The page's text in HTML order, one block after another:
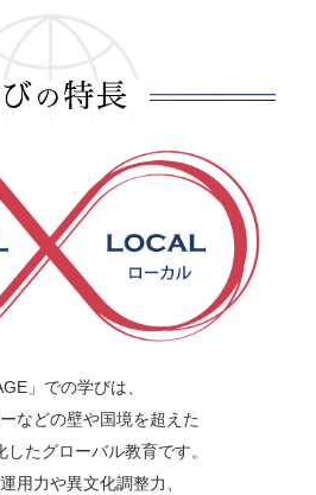
」での学びは、
などの壁や国境を超えた
したグローバル教育です。
用力や異文化調整力、